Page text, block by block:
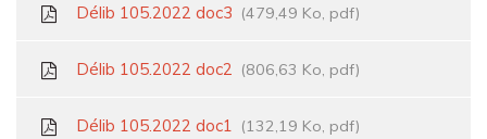
Délib 105.2022 doc3 479,49 Ko, pdf
Délib 105.2022 doc2 806,63 Ko, pdf
Délib 105.2022 doc1 132,19 Ko, pdf